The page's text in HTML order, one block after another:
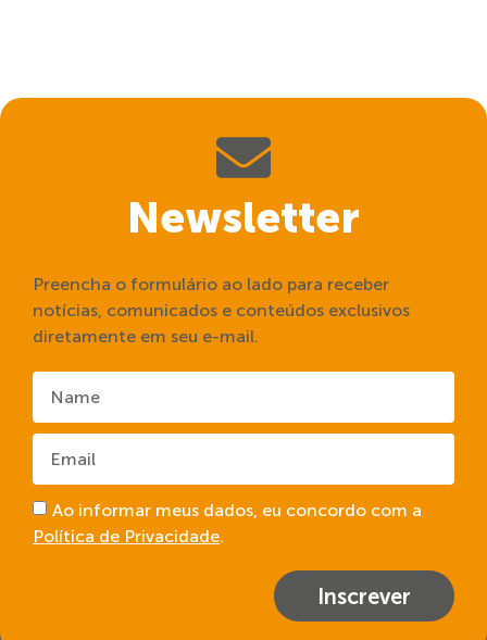
Newsletter
Preencha o formulário ao lado para receber
notícias, comunicados e conteúdos exclusivos
diretamente em seu e-mail.
Ao informar meus dados, eu concordo com a
Política de Privacidade.
Inscrever